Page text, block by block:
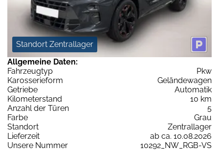
Standort Zentrallager
Allgemeine Daten:
Fahrzeugtyp
Pkw
Karosserieform
Geländewagen
Getriebe
Automatik
Kilometerstand
10 km
Anzahl der Türen
5
Farbe
Grau
Standort
Zentrallager
Lieferzeit
ab ca. 10.08.2026
Unsere Nummer
10292_NW_RGB-VS